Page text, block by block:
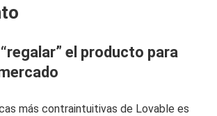
el producto para
más contraintuitivas de Lovable es